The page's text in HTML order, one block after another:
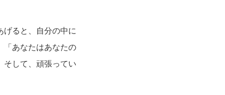
げると、自分の中に
「あなたはあなたの
そして、頑張ってい